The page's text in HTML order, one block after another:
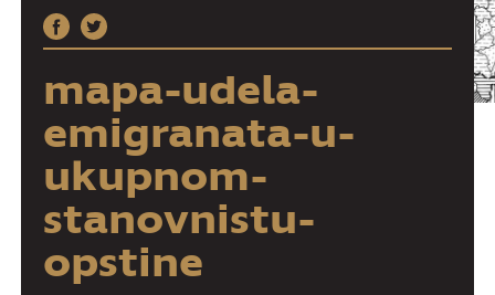
mapa-udela-
emigranata-u-
ukupnom-
stanovnistu-
opstine